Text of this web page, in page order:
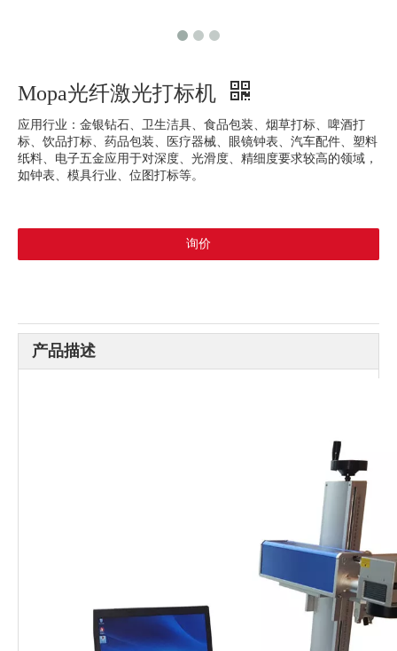
Mopa光纤激光打标机
应用行业：金银钻石、卫生洁具、食品包装、烟草打标、啤酒打
标、饮品打标、药品包装、医疗器械、眼镜钟表、汽车配件、塑料
纸料、电子五金应用于对深度、光滑度、精细度要求较高的领域，
如钟表、模具行业、位图打标等。
询价
产品描述